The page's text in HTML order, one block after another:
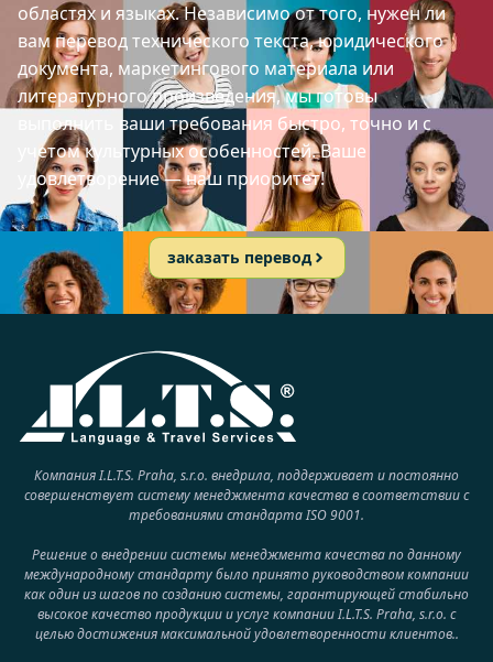
областях и языках. Независимо от того, нужен ли
вам перевод технического текста, юридического
документа, маркетингового материала или
литературного произведения, мы готовы
выполнить ваши требования быстро, точно и с
учетом культурных особенностей. Ваше
удовлетворение — наш приоритет!
заказать перевод
Компания I.L.T.S. Praha, s.r.o. внедрила, поддерживает и постоянно
совершенствует систему менеджмента качества в соответствии с
требованиями стандарта ISO 9001.
Решение о внедрении системы менеджмента качества по данному
международному стандарту было принято руководством компании
как один из шагов по созданию системы, гарантирующей стабильно
высокое качество продукции и услуг компании I.L.T.S. Praha, s.r.o. с
целью достижения максимальной удовлетворенности клиентов..